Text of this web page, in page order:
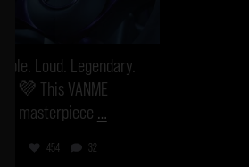
Purple. Loud. Legendary.
💜 This VANME
masterpiece …
454 32